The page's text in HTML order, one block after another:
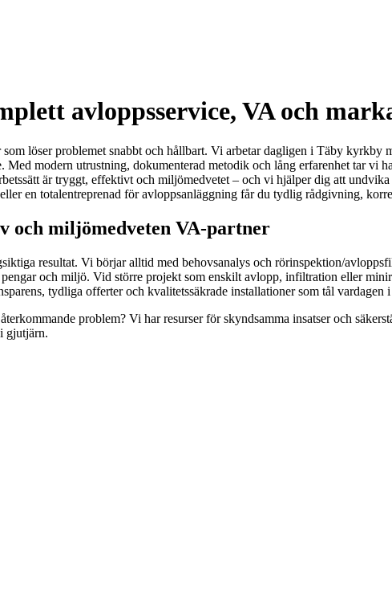
avloppsservice, VA och
löser problemet snabbt och hållbart. Vi arbetar dagligen i Täby kyrkby
modern utrustning, dokumenterad metodik och lång erfarenhet tar
är tryggt, effektivt och miljömedvetet – och vi hjälper dig att
en totalentreprenad för avloppsanläggning får du tydlig rådgivning,
och miljömedveten VA-partner
resultat. Vi börjar alltid med behovsanalys och rörinspektion/
och miljö. Vid större projekt som enskilt avlopp, infiltration eller
tydliga offerter och kvalitetssäkrade installationer som tål
problem? Vi har resurser för skyndsamma insatser och
gjutjärn.